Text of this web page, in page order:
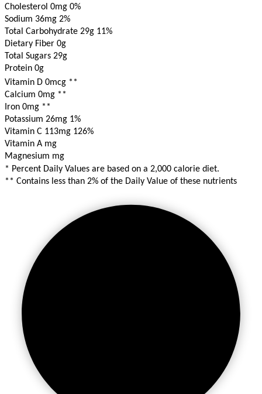
Cholesterol 0mg 0%
Sodium 36mg 2%
Total Carbohydrate 29g 11%
Dietary Fiber 0g
Total Sugars 29g
Protein 0g
Vitamin D 0mcg **
Calcium 0mg **
Iron 0mg **
Potassium 26mg 1%
Vitamin C 113mg 126%
Vitamin A mg
Magnesium mg
* Percent Daily Values are based on a 2,000 calorie diet.
** Contains less than 2% of the Daily Value of these nutrients